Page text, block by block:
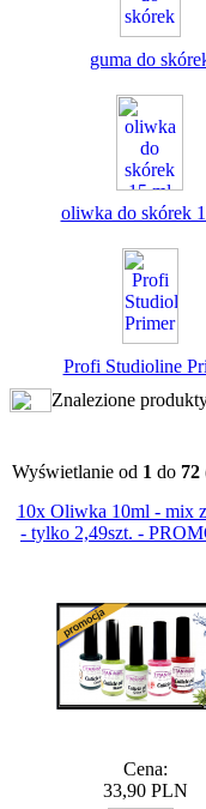
guma do
oliwka do skórek
Profi Studioline
Znalezione
Wyświetlanie od 1 do 72
10x Oliwka 10ml - mix
- tylko 2,49szt. -
Cena:
33,90 PLN